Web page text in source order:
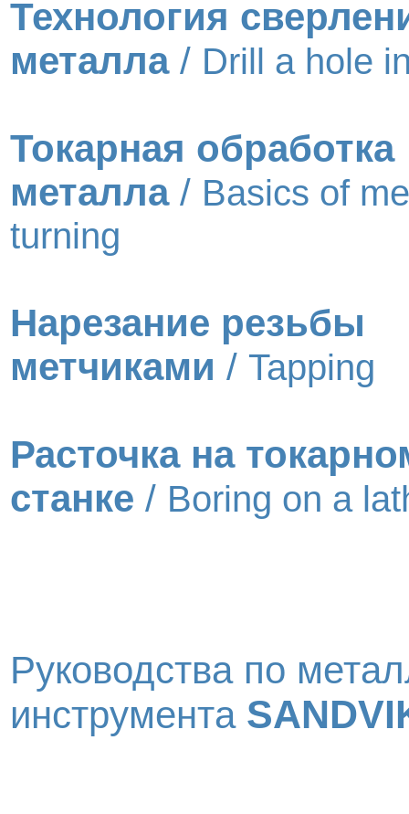
Технология
металла/ Drill a hole
Токарная обработка
металла/ Basics of
turning
Нарезание резьбы
метчиками / Tapping
Расточка на
станке / Boring on a
Руководства по
инструмента